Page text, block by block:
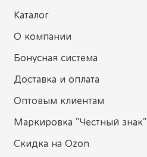
Каталог
О компании
Бонусная система
Доставка и оплата
Оптовым клиентам
Маркировка "Честный знак"
Скидка на Ozon